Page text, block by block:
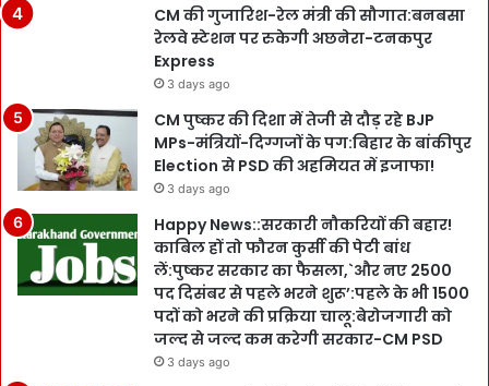
CM की गुजारिश-रेल मंत्री की सौगात:बनबसा
रेलवे स्टेशन पर रुकेगी अछनेरा-टनकपुर
Express
3 days ago
CM पुष्कर की दिशा में तेजी से दौड़ रहे BJP
MPs-मंत्रियों-दिग्गजों के पग:बिहार के बांकीपुर
Election से PSD की अहमियत में इजाफा!
3 days ago
Happy News::सरकारी नौकरियों की बहार!
काबिल हों तो फौरन कुर्सी की पेटी बांध
लें:पुष्कर सरकार का फैसला,`और नए 2500
पद दिसंबर से पहले भरने शुरू’:पहले के भी 1500
पदों को भरने की प्रक्रिया चालू:बेरोजगारी को
जल्द से जल्द कम करेगी सरकार-CM PSD
3 days ago